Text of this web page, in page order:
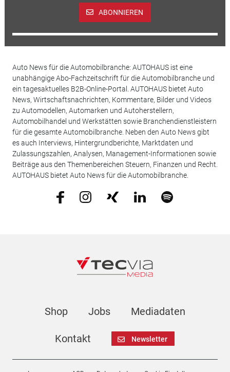
ABONNIEREN
Auto News für die Automobilbranche: AUTOHAUS ist eine
unabhängige Abo-Fachzeitschrift für die Automobilbranche und
ein tagesaktuelles B2B-Online-Portal. AUTOHAUS bietet Auto
News, Wirtschaftsnachrichten, Kommentare, Bilder und Videos
zu Automodellen, Automarken und Autoherstellern,
Automobilhandel und Werkstätten sowie Branchendienstleistern
für die gesamte Automobilbranche. Neben den Auto News gibt
es auch Interviews, Hintergrundberichte, Marktdaten und
Zulassungszahlen, Analysen, Management-Informationen sowie
Beiträge aus den Themenbereichen Steuern, Finanzen und Recht.
AUTOHAUS bietet Auto News für die Automobilbranche.
Shop Jobs Mediadaten
Kontakt Newsletter